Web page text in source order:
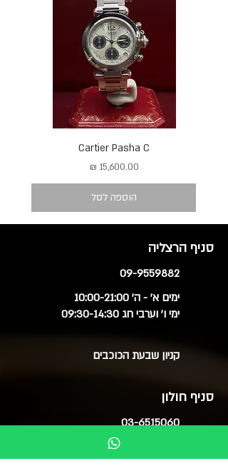
Cartier Pasha C
מחיר
הוספה לסל
סניף הרצליה
09-9559882
ימים א' - ה' 10:00-21:00
ימי ו' וערבי חג 09:30-14:30
קניון שבעת הכוכבים
סניף חולון
03-6515060
ימים א', ב', ד', ה' 09:30-20:00
ימי ג' 09:30-14:00